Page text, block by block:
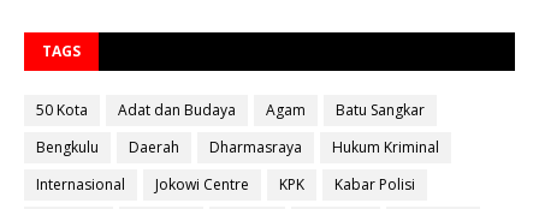
TAGS
50 Kota Adat dan Budaya Agam
Batu Sangkar
Bengkulu
Daerah Dharmasraya
Hukum Kriminal
Internasional
Jokowi Centre KPK
Kabar Polisi